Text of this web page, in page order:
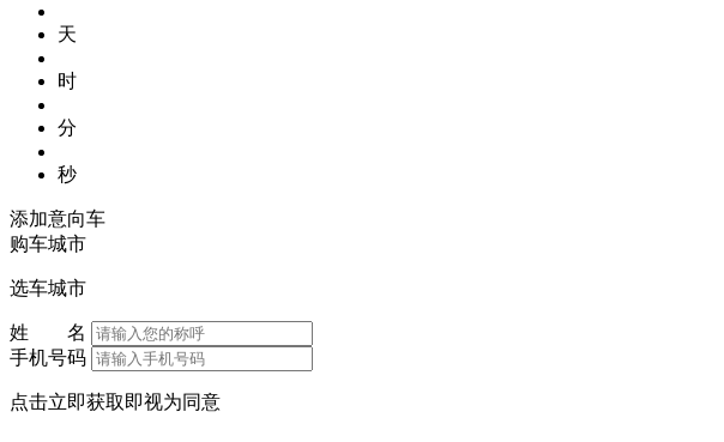
天
时
分
秒
添加意向车
购车城市
选车城市
姓 名
手机号码
点击立即获取即视为同意